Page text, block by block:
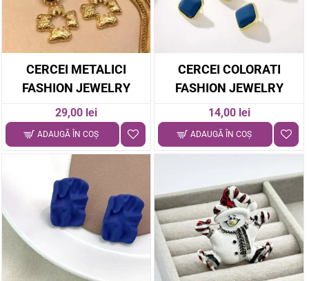
CERCEI METALICI
FASHION JEWELRY
29,00 lei
ADAUGĂ ÎN COŞ
CERCEI COLORATI
FASHION JEWELRY
14,00 lei
ADAUGĂ ÎN COŞ